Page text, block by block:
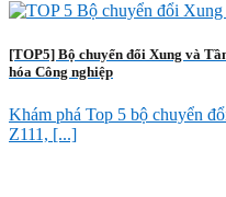
[TOP5] Bộ chuyển đổi Xung và
hóa Công nghiệp
Khám phá Top 5 bộ chuyển
Z111, [...]